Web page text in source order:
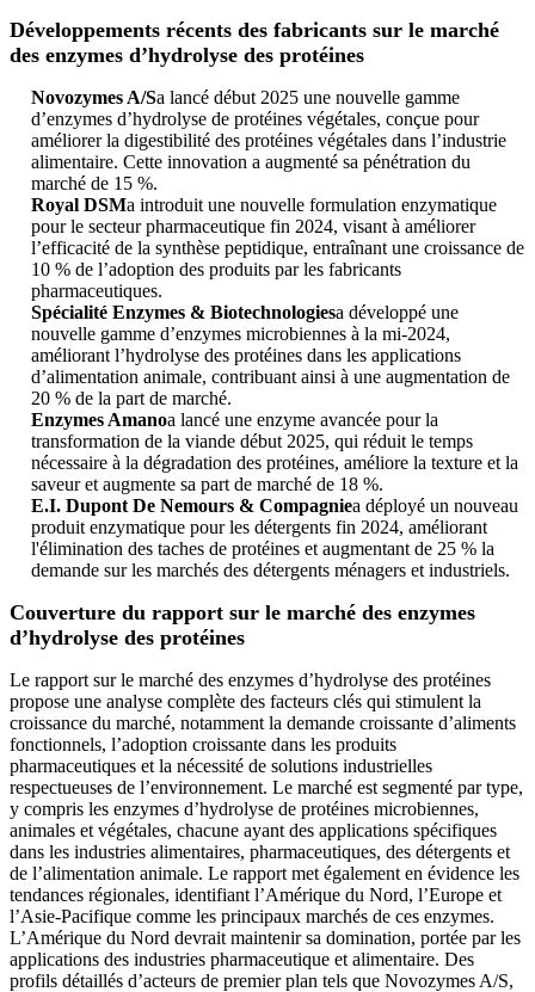
Développements récents des fabricants sur le marché
des enzymes d’hydrolyse des protéines
Novozymes A/Sa lancé début 2025 une nouvelle gamme
d’enzymes d’hydrolyse de protéines végétales, conçue pour
améliorer la digestibilité des protéines végétales dans l’industrie
alimentaire. Cette innovation a augmenté sa pénétration du
marché de 15 %.
Royal DSMa introduit une nouvelle formulation enzymatique
pour le secteur pharmaceutique fin 2024, visant à améliorer
l’efficacité de la synthèse peptidique, entraînant une croissance de
10 % de l’adoption des produits par les fabricants
pharmaceutiques.
Spécialité Enzymes & Biotechnologiesa développé une
nouvelle gamme d’enzymes microbiennes à la mi-2024,
améliorant l’hydrolyse des protéines dans les applications
d’alimentation animale, contribuant ainsi à une augmentation de
20 % de la part de marché.
Enzymes Amanoa lancé une enzyme avancée pour la
transformation de la viande début 2025, qui réduit le temps
nécessaire à la dégradation des protéines, améliore la texture et la
saveur et augmente sa part de marché de 18 %.
E.I. Dupont De Nemours & Compagniea déployé un nouveau
produit enzymatique pour les détergents fin 2024, améliorant
l'élimination des taches de protéines et augmentant de 25 % la
demande sur les marchés des détergents ménagers et industriels.
Couverture du rapport sur le marché des enzymes
d’hydrolyse des protéines
Le rapport sur le marché des enzymes d’hydrolyse des protéines
propose une analyse complète des facteurs clés qui stimulent la
croissance du marché, notamment la demande croissante d’aliments
fonctionnels, l’adoption croissante dans les produits
pharmaceutiques et la nécessité de solutions industrielles
respectueuses de l’environnement. Le marché est segmenté par type,
y compris les enzymes d’hydrolyse de protéines microbiennes,
animales et végétales, chacune ayant des applications spécifiques
dans les industries alimentaires, pharmaceutiques, des détergents et
de l’alimentation animale. Le rapport met également en évidence les
tendances régionales, identifiant l’Amérique du Nord, l’Europe et
l’Asie-Pacifique comme les principaux marchés de ces enzymes.
L’Amérique du Nord devrait maintenir sa domination, portée par les
applications des industries pharmaceutique et alimentaire. Des
profils détaillés d’acteurs de premier plan tels que Novozymes A/S,